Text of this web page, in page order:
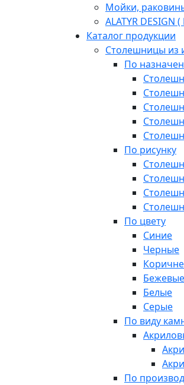
Мойки,
ALATYR DESIGN
Каталог продукции
Столешницы из
По
По рисунку
По цвету
Синие
Черные
Бежевые
Белые
Серые
По виду
По